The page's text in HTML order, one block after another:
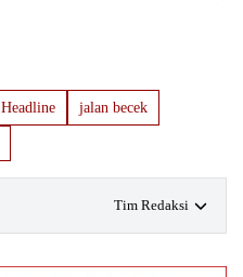
Headline jalan becek
Tim Redaksi